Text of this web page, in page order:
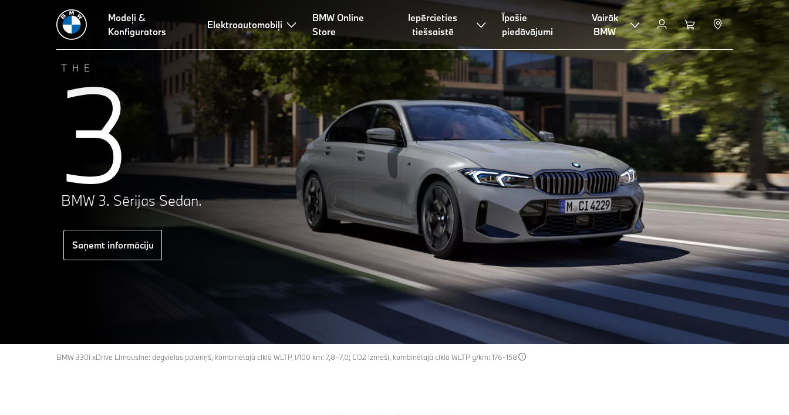
Modeļi &
Konfigurators
Elektroautomobiļi
BMW Online
Store
Iepērcieties
tiešsaistē
Īpašie
piedāvājumi
Vairāk
BMW
THE
3
BMW 3. Sērijas Sedan.
Saņemt informāciju
BMW 330i xDrive Limousine: degvielas patēriņš, kombinētajā ciklā WLTP, l/100 km: 7,8–7,0; CO2 izmeši, kombinētajā ciklā WLTP g/km: 176–158
Tehniskie dati Dizains Tehnoloģijas Braukšanas dinamika Līzings un finansēšana Padomi un pakalpojumi